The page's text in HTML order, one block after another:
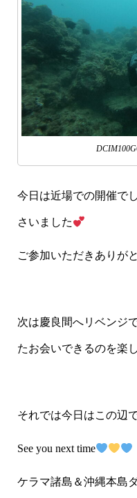
今日は近場での開催で
さいました
ご参加いただきありが
次は慶良間へリベンジ
たお会いできるのを楽
それでは今日はこの辺
See you next time
ケラマ諸島＆沖縄本島